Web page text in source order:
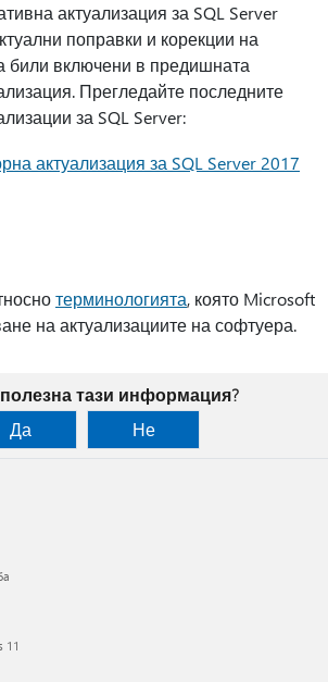
актуализация за SQL Server
поправки и корекции на
били включени в предишната
Прегледайте последните
за SQL Server:
актуализация за SQL Server 2017
терминологията, която Microsoft
на актуализациите на софтуера.
тази информация?
Да
Не
11